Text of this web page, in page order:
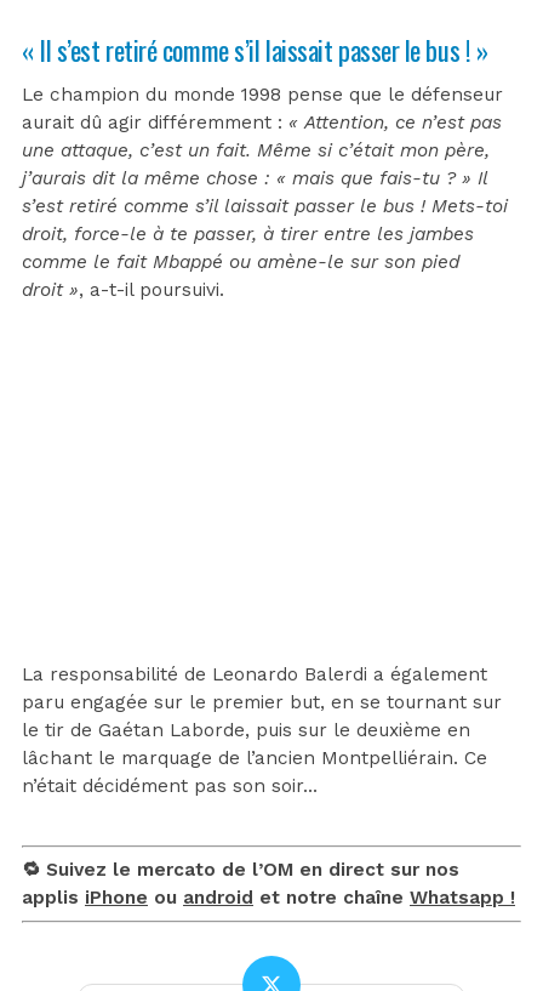
« Il s’est retiré comme s’il laissait passer le bus ! »
Le champion du monde 1998 pense que le défenseur
aurait dû agir différemment : « Attention, ce n’est pas
une attaque, c’est un fait. Même si c’était mon père,
j’aurais dit la même chose : « mais que fais-tu ? » Il
s’est retiré comme s’il laissait passer le bus ! Mets-toi
droit, force-le à te passer, à tirer entre les jambes
comme le fait Mbappé ou amène-le sur son pied
droit », a-t-il poursuivi.
La responsabilité de Leonardo Balerdi a également
paru engagée sur le premier but, en se tournant sur
le tir de Gaétan Laborde, puis sur le deuxième en
lâchant le marquage de l’ancien Montpelliérain. Ce
n’était décidément pas son soir…
🔁 Suivez le mercato de l’OM en direct sur nos
applis iPhone ou android et notre chaîne Whatsapp !